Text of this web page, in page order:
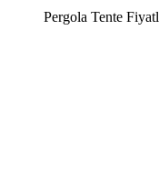
Pergola Tente